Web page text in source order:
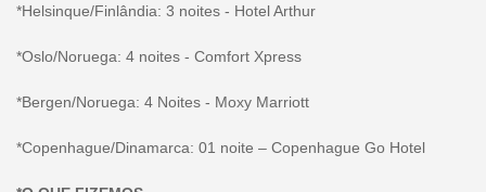
*Helsinque/Finlândia: 3 noites - Hotel Arthur
*Oslo/Noruega: 4 noites - Comfort Xpress
*Bergen/Noruega: 4 Noites - Moxy Marriott
*Copenhague/Dinamarca: 01 noite – Copenhague Go Hotel